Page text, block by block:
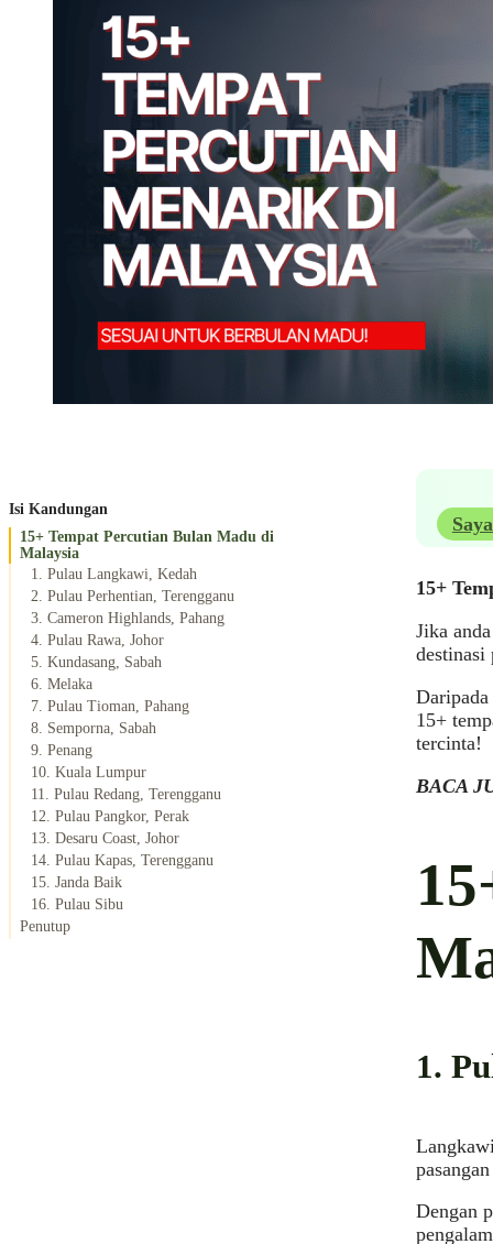
Isi Kandungan
15+ Tempat Percutian Bulan Madu di
Malaysia
1. Pulau Langkawi, Kedah
2. Pulau Perhentian, Terengganu
3. Cameron Highlands, Pahang
4. Pulau Rawa, Johor
5. Kundasang, Sabah
6. Melaka
7. Pulau Tioman, Pahang
8. Semporna, Sabah
9. Penang
10. Kuala Lumpur
11. Pulau Redang, Terengganu
12. Pulau Pangkor, Perak
13. Desaru Coast, Johor
14. Pulau Kapas, Terengganu
15. Janda Baik
16. Pulau Sibu
Penutup
15+
Jika
15+
tercinta!
BACA
1.
Dengan